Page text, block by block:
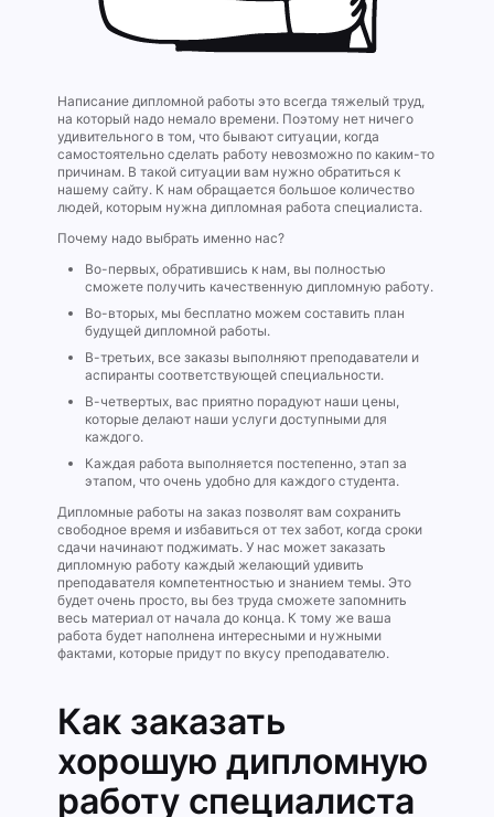
Написание дипломной работы это всегда тяжелый труд,
на который надо немало времени. Поэтому нет ничего
удивительного в том, что бывают ситуации, когда
самостоятельно сделать работу невозможно по каким-то
причинам. В такой ситуации вам нужно обратиться к
нашему сайту. К нам обращается большое количество
людей, которым нужна дипломная работа специалиста.
Почему надо выбрать именно нас?
Во-первых, обратившись к нам, вы полностью
сможете получить качественную дипломную работу.
Во-вторых, мы бесплатно можем составить план
будущей дипломной работы.
В-третьих, все заказы выполняют преподаватели и
аспиранты соответствующей специальности.
В-четвертых, вас приятно порадуют наши цены,
которые делают наши услуги доступными для
каждого.
Каждая работа выполняется постепенно, этап за
этапом, что очень удобно для каждого студента.
Дипломные работы на заказ позволят вам сохранить
свободное время и избавиться от тех забот, когда сроки
сдачи начинают поджимать. У нас может заказать
дипломную работу каждый желающий удивить
преподавателя компетентностью и знанием темы. Это
будет очень просто, вы без труда сможете запомнить
весь материал от начала до конца. К тому же ваша
работа будет наполнена интересными и нужными
фактами, которые придут по вкусу преподавателю.
Как заказать
хорошую дипломную
работу специалиста